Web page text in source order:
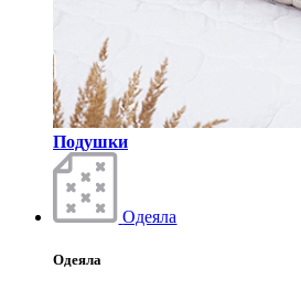
Подушки
Одеяла
Одеяла